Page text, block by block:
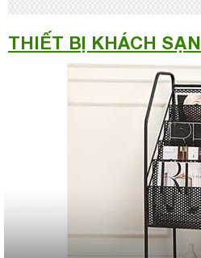
THIẾT BỊ KHÁCH SẠN